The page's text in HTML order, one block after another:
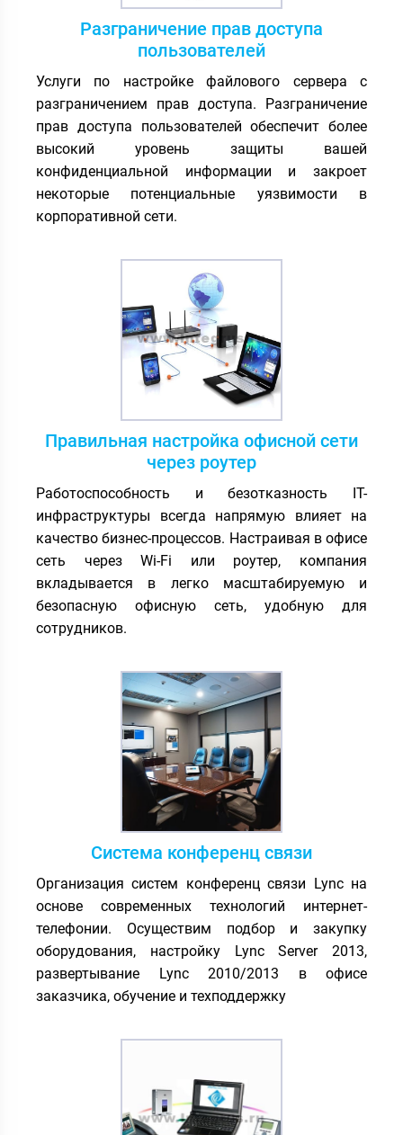
Разграничение прав доступа
пользователей
Услуги по настройке файлового сервера с
разграничением прав доступа. Разграничение
прав доступа пользователей обеспечит более
высокий уровень защиты вашей
конфиденциальной информации и закроет
некоторые потенциальные уязвимости в
корпоративной сети.
Правильная настройка офисной сети
через роутер
Работоспособность и безотказность IT-
инфраструктуры всегда напрямую влияет на
качество бизнес-процессов. Настраивая в офисе
сеть через Wi-Fi или роутер, компания
вкладывается в легко масштабируемую и
безопасную офисную сеть, удобную для
сотрудников.
Система конференц связи
Организация систем конференц связи Lync на
основе современных технологий интернет-
телефонии. Осуществим подбор и закупку
оборудования, настройку Lync Server 2013,
развертывание Lync 2010/2013 в офисе
заказчика, обучение и техподдержку